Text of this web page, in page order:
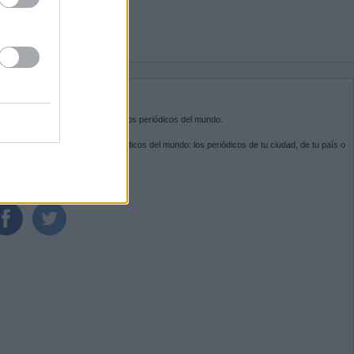
es la puerta de entrada a los periódicos del mundo.
por las portadas de los periódicos del mundo: los periódicos de tu ciudad, de tu país o